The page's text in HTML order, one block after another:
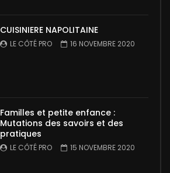
CUISINIERE NAPOLITAINE
LE CÔTÉ PRO 16 NOVEMBRE 2020
Familles et petite enfance :
Mutations des savoirs et des
pratiques
LE CÔTÉ PRO 15 NOVEMBRE 2020